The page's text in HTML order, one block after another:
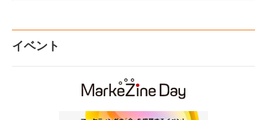
イベント